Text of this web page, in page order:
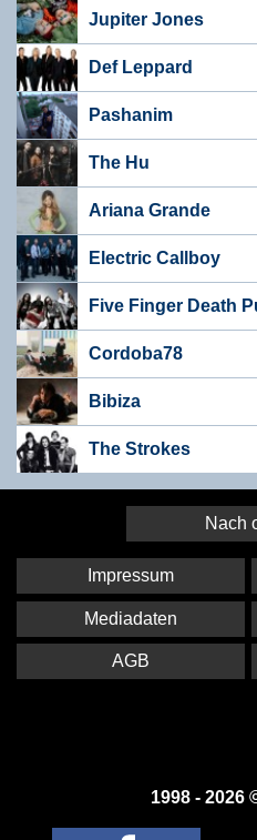
Jupiter Jones
Def Leppard
Pashanim
The Hu
Ariana Grande
Electric Callboy
Five Finger Death
Cordoba78
Bibiza
The Strokes
Nach
1998 - 2026
Impressum
Mediadaten
AGB